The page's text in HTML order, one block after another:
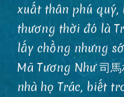
xuất thân phú quý,
thương thời đó là
lấy chồng nhưng
Mã Tương Như 司
nhà họ Trác, biết